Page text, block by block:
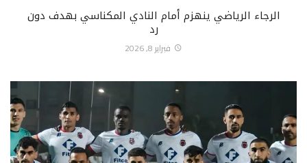
الرجاء الرياضي ينهزم أمام النادي المكناسي بهدف دون
رد
فبراير 8, 2026